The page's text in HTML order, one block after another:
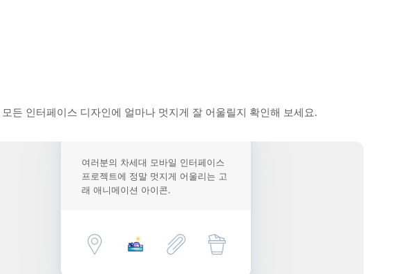
든 인터페이스 디자인에 얼마나 멋지게 잘 어울릴지 확인해 보세요.
여러분의 차세대 모바일 인터페이스
프로젝트에 정말 멋지게 어울리는 고
래 애니메이션 아이콘.